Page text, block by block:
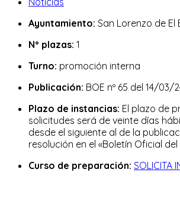
entrada:
la
Ayuntamiento: San Lorenzo de El
Nº plazas: 1
Turno: promoción interna
Publicación: BOE nº 65 del 14/03/
Plazo de instancias: El plazo de
solicitudes será de veinte días
desde el siguiente al de la
resolución en el «Boletín Oficial del
Curso de preparación: SOLICITA